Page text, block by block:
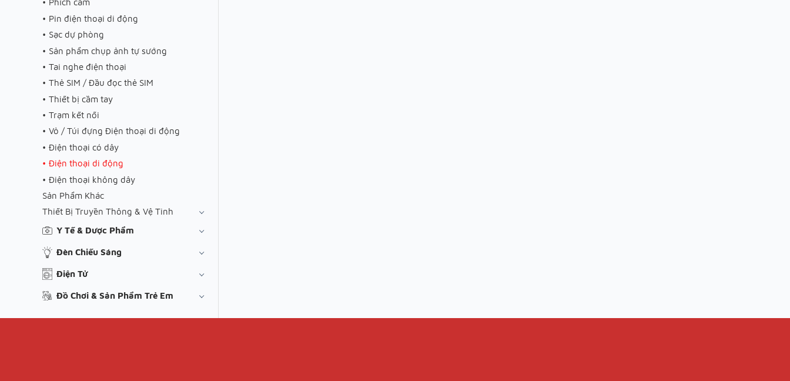
Phích cắm
Pin điện thoại di động
Sạc dự phòng
Sản phẩm chụp ảnh tự sướng
Tai nghe điện thoại
Thẻ SIM / Đầu đọc thẻ SIM
Thiết bị cầm tay
Trạm kết nối
Vỏ / Túi đựng Điện thoại di động
Điện thoại có dây
Điện thoại di động
Điện thoại không dây
Sản Phẩm Khác
Thiết Bị Truyền Thông & Vệ Tinh
Y Tế & Dược Phẩm
Đèn Chiếu Sáng
Điện Tử
Đồ Chơi & Sản Phẩm Trẻ Em